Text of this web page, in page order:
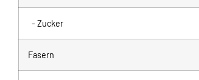
- Zucker
Fasern